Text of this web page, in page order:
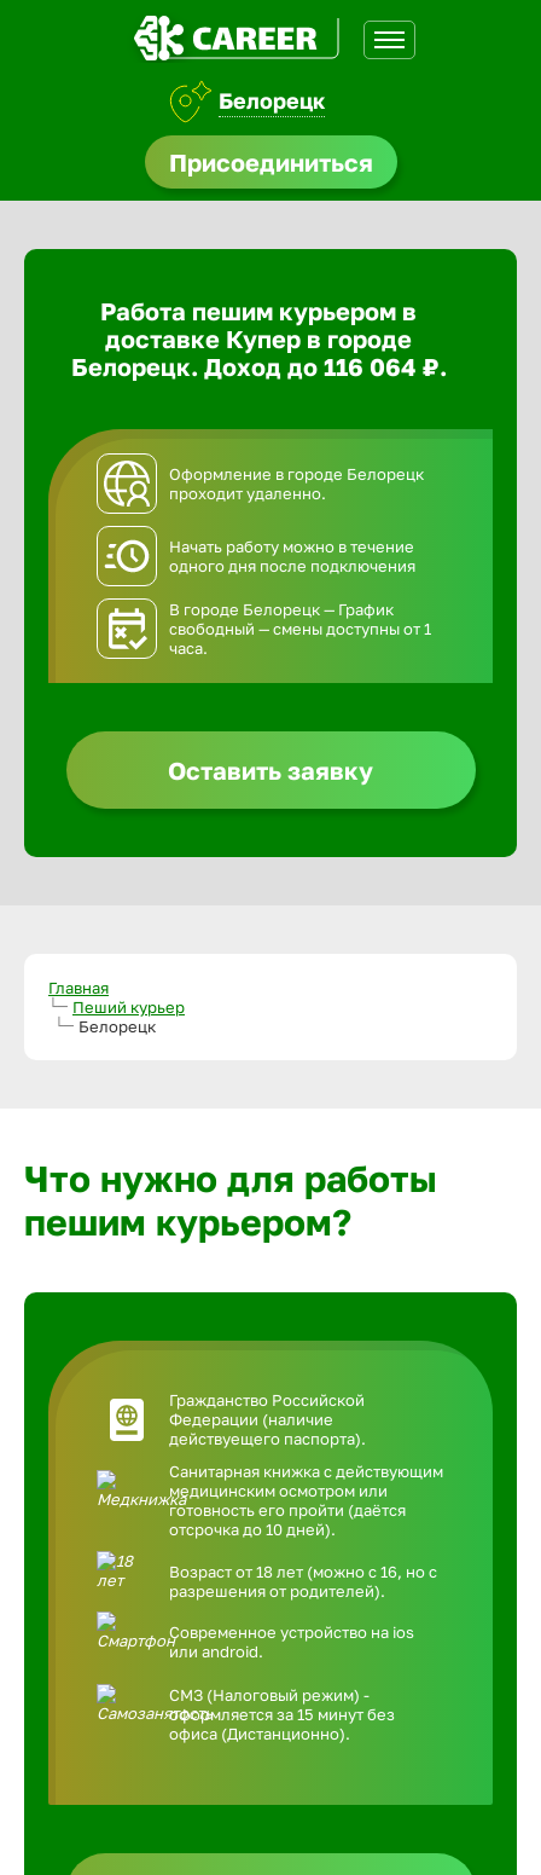
Белорецк
Присоединиться
Работа пешим курьером в
доставке Купер в городе
Белорецк. Доход до 116 064 ₽.
Оформление в городе Белорецк
проходит удаленно.
Начать работу можно в течение
одного дня после подключения
В городе Белорецк — График
свободный — смены доступны от 1
часа.
Оставить заявку
Главная
Пеший курьер
Белорецк
Что нужно для работы
пешим курьером?
Гражданство Российской
Федерации (наличие
действуещего паспорта).
Санитарная книжка с действующим
медицинским осмотром или
готовность его пройти (даётся
отсрочка до 10 дней).
Возраст от 18 лет (можно с 16, но с
разрешения от родителей).
Современное устройство на ios
или android.
СМЗ (Налоговый режим) -
оформляется за 15 минут без
офиса (Дистанционно).